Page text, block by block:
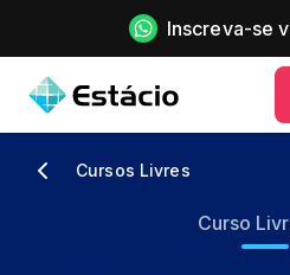
Inscreva-se
Cursos Livres
Curso